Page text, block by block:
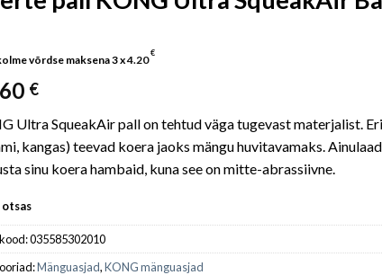
võrdse maksena 3 x4.20
€
€
Ultra SqueakAir pall on tehtud väga tugevast materjalist.
kangas) teevad koera jaoks mängu huvitavamaks.
sinu koera hambaid, kuna see on mitte-abrassiivne.
otsas
035585302010
Mänguasjad,KONG mänguasjad